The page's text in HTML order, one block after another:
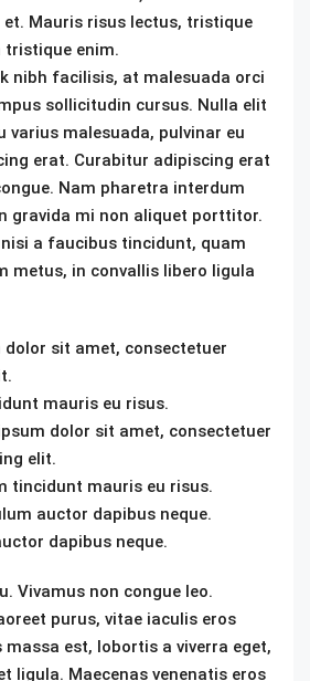
Mauris risus lectus, tristique
enim.
nibh facilisis, at malesuada orci
sollicitudin cursus. Nulla elit
varius malesuada, pulvinar eu
erat. Curabitur adipiscing erat
Nam pharetra interdum
gravida mi non aliquet porttitor.
a faucibus tincidunt, quam
metus, in convallis libero ligula
dolor sit amet, consectetuer
mauris eu risus.
dolor sit amet, consectetuer
elit.
tincidunt mauris eu risus.
auctor dapibus neque.
dapibus neque.
Vivamus non congue leo.
purus, vitae iaculis eros
massa est, lobortis a viverra eget,
ligula. Maecenas venenatis eros